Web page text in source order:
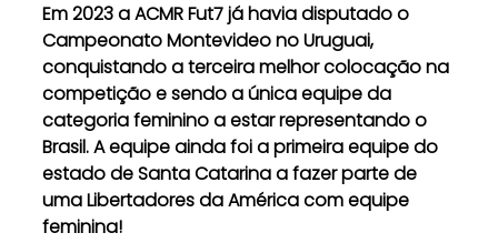
Em 2023 a ACMR Fut7 já havia disputado o
Campeonato Montevideo no Uruguai,
conquistando a terceira melhor colocação na
competição e sendo a única equipe da
categoria feminino a estar representando o
Brasil. A equipe ainda foi a primeira equipe do
estado de Santa Catarina a fazer parte de
uma Libertadores da América com equipe
feminina!